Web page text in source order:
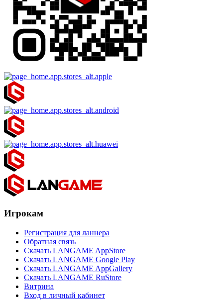
Игрокам
Регистрация для ланнера
Обратная связь
Скачать LANGAME AppStore
Скачать LANGAME Google Play
Скачать LANGAME AppGallery
Скачать LANGAME RuStore
Витрина
Вход в личный кабинет